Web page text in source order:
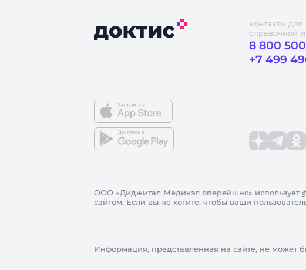
контакты
справочной
8 800
+7 499
ООО «Диджитал Медикэл оперейшнс» использует
сайтом. Если вы не хотите, чтобы ваши
Информация, представленная на сайте, не может